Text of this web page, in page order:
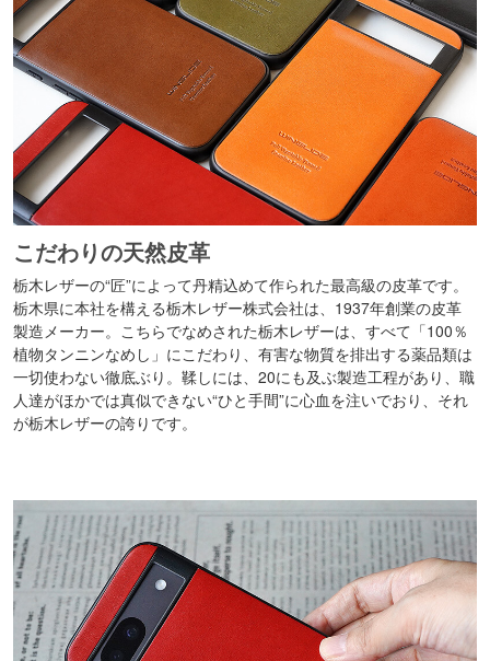
こだわりの天然皮革
栃木レザーの“匠”によって丹精込めて作られた最高級の皮革です。
栃木県に本社を構える栃木レザー株式会社は、1937年創業の皮革
製造メーカー。こちらでなめされた栃木レザーは、すべて「100％
植物タンニンなめし」にこだわり、有害な物質を排出する薬品類は
一切使わない徹底ぶり。鞣しには、20にも及ぶ製造工程があり、職
人達がほかでは真似できない“ひと手間”に心血を注いでおり、それ
が栃木レザーの誇りです。